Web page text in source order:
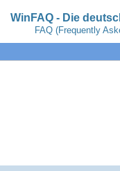
WinFAQ - Die
FAQ (Frequently